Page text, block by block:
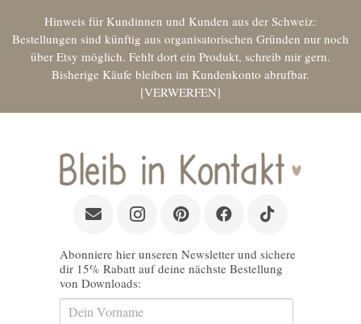
Hinweis für Kundinnen und Kunden aus der Schweiz:
Bestellungen sind künftig aus organisatorischen Gründen nur noch
über Etsy möglich. Fehlt dort ein Produkt, schreib mir gern.
Bisherige Käufe bleiben im Kundenkonto abrufbar.
VERWERFEN
Abonniere hier unseren Newsletter und sichere
dir 15% Rabatt auf deine nächste Bestellung
von Downloads: